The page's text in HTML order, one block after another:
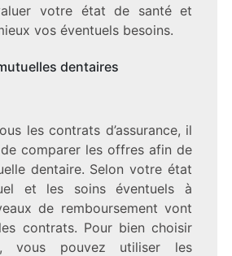
votre état de santé et
vos éventuels besoins.
dentaires
les contrats d’assurance, il
comparer les offres afin de
dentaire. Selon votre état
et les soins éventuels à
de remboursement vont
contrats. Pour bien choisir
vous pouvez utiliser les